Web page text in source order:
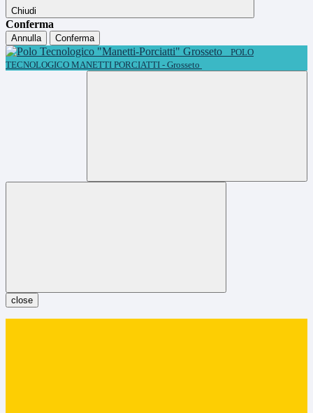
Chiudi
Conferma
Annulla
Conferma
POLO
TECNOLOGICO MANETTI PORCIATTI - Grosseto
close